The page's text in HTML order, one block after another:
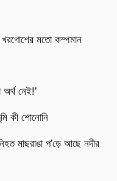
খরগোশের মতো কম্পমান
নেই!’
কী শোনোনি
মাছরাঙা প’ড়ে আছে নদীর